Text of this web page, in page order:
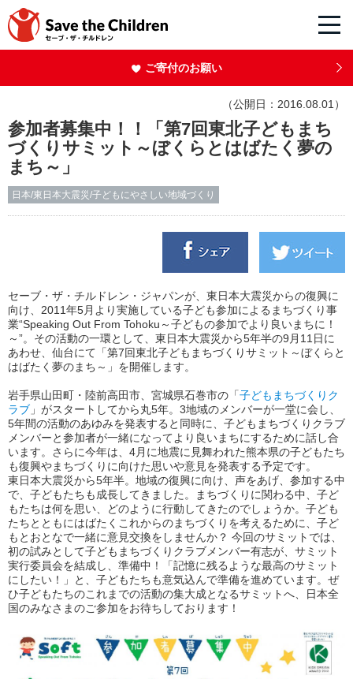
ご寄付のお願い
（公開日：2016.08.01）
参加者募集中！！「第7回東北子どもまち
づくりサミット～ぼくらとはばたく夢の
まち～」
日本/東日本大震災/子どもにやさしい地域づくり
セーブ・ザ・チルドレン・ジャパンが、東日本大震災からの復興に
向け、2011年5月より実施している子ども参加によるまちづくり事
業“Speaking Out From Tohoku～子どもの参加でより良いまちに！
～”。その活動の一環として、東日本大震災から5年半の9月11日に
あわせ、仙台にて「第7回東北子どもまちづくりサミット～ぼくらと
はばたく夢のまち～」を開催します。
岩手県山田町・陸前高田市、宮城県石巻市の「子どもまちづくりク
ラブ 」がスタートしてから丸5年。3地域のメンバーが一堂に会し、
5年間の活動のあゆみを発表すると同時に、子どもまちづくりクラブ
メンバーと参加者が一緒になってより良いまちにするために話し合
います。さらに今年は、4月に地震に見舞われた熊本県の子どもたち
も復興やまちづくりに向けた思いや意見を発表する予定です。
東日本大震災から5年半。地域の復興に向け、声をあげ、参加する中
で、子どもたちも成長してきました。まちづくりに関わる中、子ど
もたちは何を思い、どのように行動してきたのでしょうか。子ども
たちとともにはばたくこれからのまちづくりを考えるために、子ど
もとおとなで一緒に意見交換をしませんか？ 今回のサミットでは、
初の試みとして子どもまちづくりクラブメンバー有志が、サミット
実行委員会を結成し、準備中！「記憶に残るような最高のサミット
にしたい！」と、子どもたちも意気込んで準備を進めています。ぜ
ひ子どもたちのこれまでの活動の集大成となるサミットへ、日本全
国のみなさまのご参加をお待ちしております！